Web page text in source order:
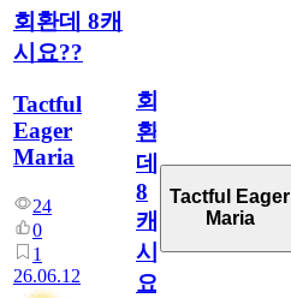
회환데 8캐
시요??
Tactful
Eager
Maria
24
0
1
26.06.12
회
환
데
8
캐
시
요??
Tactful Eager
Maria